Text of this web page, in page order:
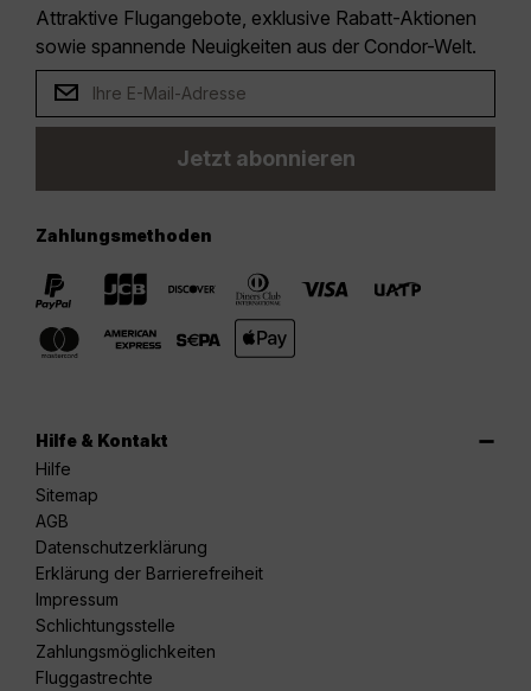
Attraktive Flugangebote, exklusive Rabatt-Aktionen
sowie spannende Neuigkeiten aus der Condor-Welt.
Jetzt abonnieren
Zahlungsmethoden
Hilfe & Kontakt
Hilfe
Sitemap
AGB
Datenschutzerklärung
Erklärung der Barrierefreiheit
Impressum
Schlichtungsstelle
Zahlungsmöglichkeiten
Fluggastrechte